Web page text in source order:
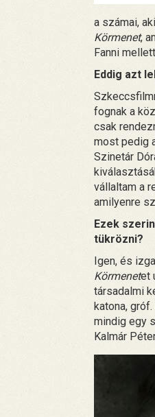
a számai,
Körmenet,
Fanni
Eddig azt
fognak a
csak
most pedig
Szinetár
vállaltam a
amilyenre
Ezek
tükrözni?
Igen, és
Körmenetet
társadalmi
katona,
mindig egy
Kalmár